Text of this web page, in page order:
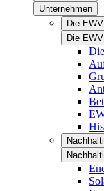
Unternehmen
Die EWV
Die EWV